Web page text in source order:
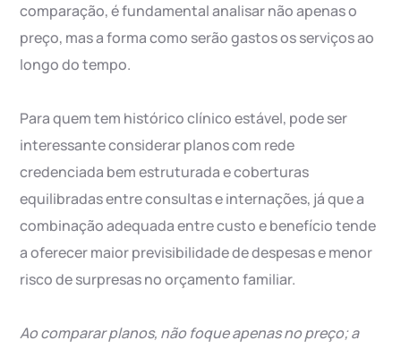
comparação, é fundamental analisar não apenas o
preço, mas a forma como serão gastos os serviços ao
longo do tempo.
Para quem tem histórico clínico estável, pode ser
interessante considerar planos com rede
credenciada bem estruturada e coberturas
equilibradas entre consultas e internações, já que a
combinação adequada entre custo e benefício tende
a oferecer maior previsibilidade de despesas e menor
risco de surpresas no orçamento familiar.
Ao comparar planos, não foque apenas no preço; a